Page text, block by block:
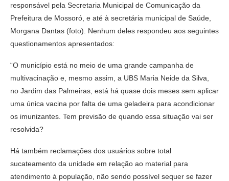
responsável pela Secretaria Municipal de Comunicação da
Prefeitura de Mossoró, e até à secretária municipal de Saúde,
Morgana Dantas (foto). Nenhum deles respondeu aos seguintes
questionamentos apresentados:
“O município está no meio de uma grande campanha de
multivacinação e, mesmo assim, a UBS Maria Neide da Silva,
no Jardim das Palmeiras, está há quase dois meses sem aplicar
uma única vacina por falta de uma geladeira para acondicionar
os imunizantes. Tem previsão de quando essa situação vai ser
resolvida?
Há também reclamações dos usuários sobre total
sucateamento da unidade em relação ao material para
atendimento à população, não sendo possível sequer se fazer